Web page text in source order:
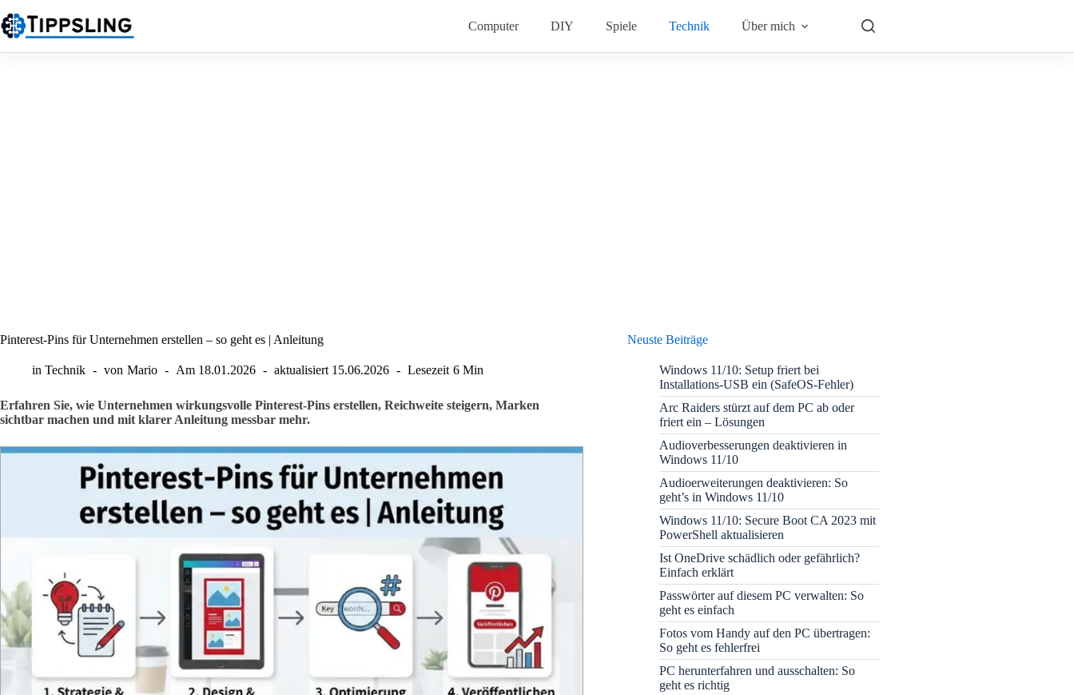
Inhalt
springen
Computer DIY Spiele Technik Über mich
Pinterest-Pins für Unternehmen erstellen – so geht es | Anleitung
in Technik von Mario Am 18.01.2026 aktualisiert 15.06.2026 Lesezeit 6 Min
Erfahren Sie, wie Unternehmen wirkungsvolle Pinterest-Pins erstellen, Reichweite steigern, Marken
sichtbar machen und mit klarer Anleitung messbar mehr.
Neuste Beiträge
Windows 11/10: Setup friert bei
Installations-USB ein (SafeOS-Fehler)
Arc Raiders stürzt auf dem PC ab oder
friert ein – Lösungen
Audioverbesserungen deaktivieren in
Windows 11/10
Audioerweiterungen deaktivieren: So
geht’s in Windows 11/10
Windows 11/10: Secure Boot CA 2023 mit
PowerShell aktualisieren
Ist OneDrive schädlich oder gefährlich?
Einfach erklärt
Passwörter auf diesem PC verwalten: So
geht es einfach
Fotos vom Handy auf den PC übertragen:
So geht es fehlerfrei
PC herunterfahren und ausschalten: So
geht es richtig